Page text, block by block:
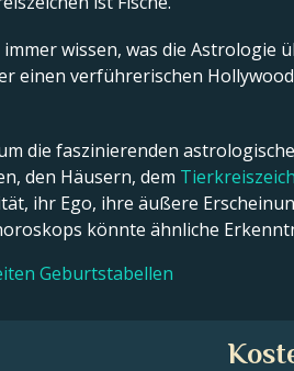
immer wissen, was die
einen verführerischen
die faszinierenden
den Häusern, dem
ihr Ego, ihre äußere
könnte ähnliche
Geburtstabellen